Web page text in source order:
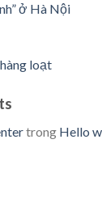
ở Hà Nội
loạt
trong Hello